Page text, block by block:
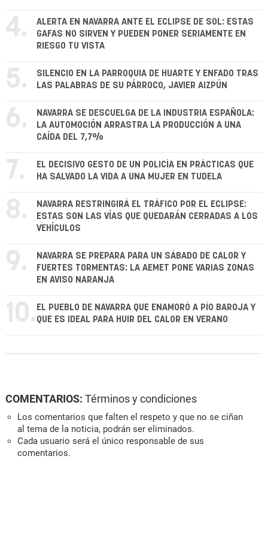
4.
ALERTA EN NAVARRA ANTE EL ECLIPSE DE SOL: ESTAS
GAFAS NO SIRVEN Y PUEDEN PONER SERIAMENTE EN
RIESGO TU VISTA
5.
SILENCIO EN LA PARROQUIA DE HUARTE Y ENFADO TRAS
LAS PALABRAS DE SU PÁRROCO, JAVIER AIZPÚN
6.
NAVARRA SE DESCUELGA DE LA INDUSTRIA ESPAÑOLA:
LA AUTOMOCIÓN ARRASTRA LA PRODUCCIÓN A UNA
CAÍDA DEL 7,7%
7.
EL DECISIVO GESTO DE UN POLICÍA EN PRÁCTICAS QUE
HA SALVADO LA VIDA A UNA MUJER EN TUDELA
8.
NAVARRA RESTRINGIRÁ EL TRÁFICO POR EL ECLIPSE:
ESTAS SON LAS VÍAS QUE QUEDARÁN CERRADAS A LOS
VEHÍCULOS
9.
NAVARRA SE PREPARA PARA UN SÁBADO DE CALOR Y
FUERTES TORMENTAS: LA AEMET PONE VARIAS ZONAS
EN AVISO NARANJA
10. EL PUEBLO DE NAVARRA QUE ENAMORÓ A PÍO BAROJA Y
QUE ES IDEAL PARA HUIR DEL CALOR EN VERANO
COMENTARIOS: Términos y condiciones
Los comentarios que falten el respeto y que no se ciñan
al tema de la noticia, podrán ser eliminados.
Cada usuario será el único responsable de sus
comentarios.